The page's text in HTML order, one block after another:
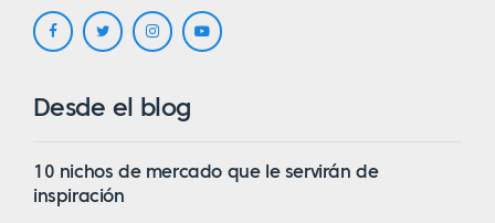
Desde el blog
10 nichos de mercado que le servirán de
inspiración